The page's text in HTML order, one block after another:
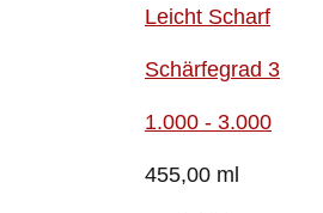
Leicht Scharf
Schärfegrad 3
1.000 - 3.000
455,00 ml